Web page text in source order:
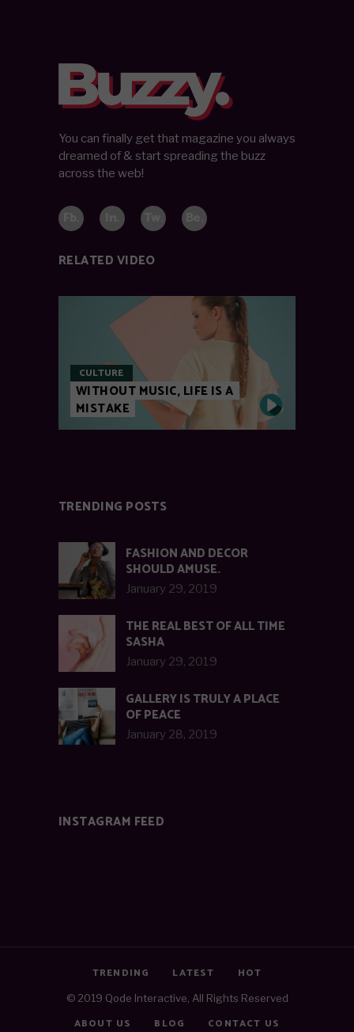
You can finally get that magazine you always
dreamed of & start spreading the buzz
across the web!
RELATED VIDEO
CULTURE
WITHOUT MUSIC, LIFE IS A
MISTAKE
TRENDING POSTS
FASHION AND DECOR
SHOULD AMUSE.
January 29, 2019
THE REAL BEST OF ALL TIME
SASHA
January 29, 2019
GALLERY IS TRULY A PLACE
OF PEACE
January 28, 2019
INSTAGRAM FEED
TRENDING LATEST HOT
© 2019 Qode Interactive , All Rights Reserved
ABOUT US BLOG CONTACT US